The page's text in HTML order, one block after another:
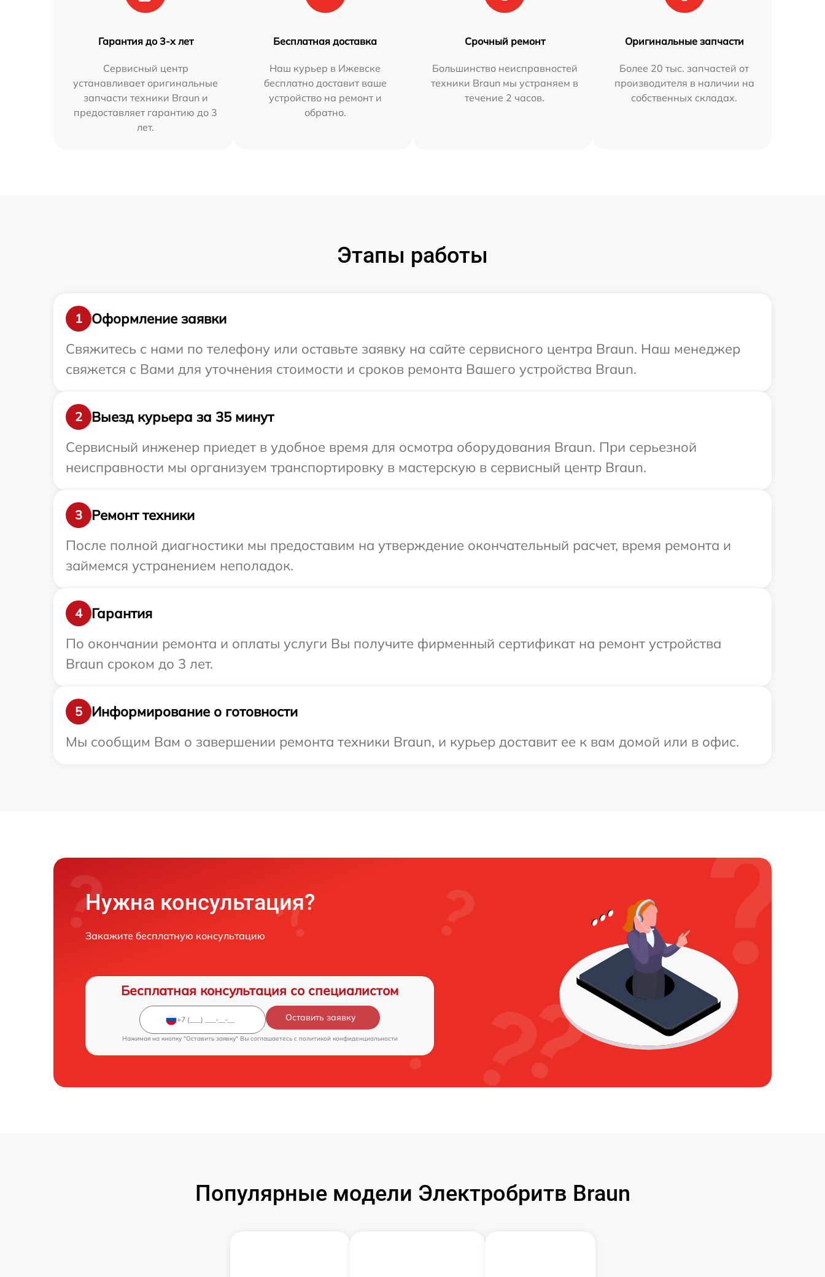
Гарантия до 3-х лет
Сервисный центр
устанавливает оригинальные
запчасти техники Braun и
предоставляет гарантию до 3
лет.
Бесплатная доставка
Наш курьер в Ижевске
бесплатно доставит ваше
устройство на ремонт и
обратно.
Срочный ремонт
Большинство неисправностей
техники Braun мы устраняем в
течение 2 часов.
Оригинальные запчасти
Более 20 тыс. запчастей от
производителя в наличии на
собственных складах.
Этапы работы
1
Оформление заявки
Свяжитесь с нами по телефону или оставьте заявку на сайте сервисного центра Braun. Наш менеджер
свяжется с Вами для уточнения стоимости и сроков ремонта Вашего устройства Braun.
2
Выезд курьера за 35 минут
Сервисный инженер приедет в удобное время для осмотра оборудования Braun. При серьезной
неисправности мы организуем транспортировку в мастерскую в сервисный центр Braun.
3
Ремонт техники
После полной диагностики мы предоставим на утверждение окончательный расчет, время ремонта и
займемся устранением неполадок.
4
Гарантия
По окончании ремонта и оплаты услуги Вы получите фирменный сертификат на ремонт устройства
Braun сроком до 3 лет.
5
Информирование о готовности
Мы сообщим Вам о завершении ремонта техники Braun, и курьер доставит ее к вам домой или в офис.
Нужна консультация?
Закажите бесплатную консультацию
Бесплатная консультация со специалистом
Оставить заявку
Нажимая на кнопку "Оставить заявку" Вы соглашаетесь c политикой конфиденциальности
Популярные модели Электробритв Braun